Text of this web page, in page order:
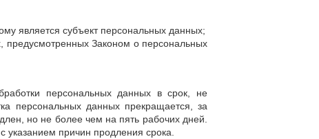
является субъект персональных данных;
предусмотренных Законом о персональных
персональных данных в срок, не
персональных данных прекращается, за
но не более чем на пять рабочих дней.
причин продления срока.